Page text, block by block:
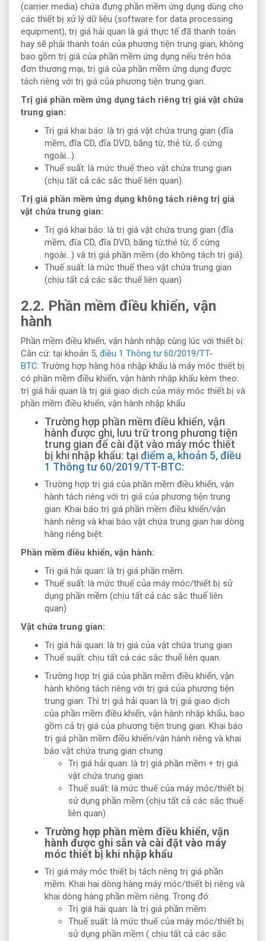
(carrier media) chứa đựng phần mềm ứng dụng dùng cho
các thiết bị xử lý dữ liệu (software for data processing
equipment), trị giá hải quan là giá thực tế đã thanh toán
hay sẽ phải thanh toán của phương tiện trung gian, không
bao gồm trị giá của phần mềm ứng dụng nếu trên hóa
đơn thương mại, trị giá của phần mềm ứng dụng được
tách riêng với trị giá của phương tiện trung gian.
Trị giá phần mềm ứng dụng tách riêng trị giá vật chứa
trung gian:
Trị giá khai báo: là trị giá vật chứa trung gian (đĩa
mềm, đĩa CD, đĩa DVD, băng từ, thẻ từ, ổ cứng
ngoài…).
Thuế suất: là mức thuế theo vật chứa trung gian
(chịu tất cả các sắc thuế liên quan).
Trị giá phần mềm ứng dụng không tách riêng trị giá
vật chứa trung gian:
Trị giá khai báo: là trị giá vật chứa trung gian (đĩa
mềm, đĩa CD, đĩa DVD, băng từ,thẻ từ, ổ cứng
ngoài…) và trị giá phần mềm (do không tách trị giá).
Thuế suất: là mức thuế theo vật chứa trung gian
(chịu tất cả các sắc thuế liên quan)
2.2. Phần mềm điều khiển, vận
hành
Phần mềm điều khiển, vận hành nhập cùng lúc với thiết bị:
Căn cứ: tại khoản 5, điều 1 Thông tư 60/2019/TT-
BTC: Trường hợp hàng hóa nhập khẩu là máy móc thiết bị
có phần mềm điều khiển, vận hành nhập khẩu kèm theo:
trị giá hải quan là trị giá giao dịch của máy móc thiết bị và
phần mềm điều khiển, vận hành nhập khẩu
Trường hợp phần mềm điều khiển, vận
hành được ghi, lưu trữ trong phương tiện
trung gian để cài đặt vào máy móc thiết
bị khi nhập khẩu: tại điểm a, khoản 5, điều
1 Thông tư 60/2019/TT-BTC:
Trường hợp trị giá của phần mềm điều khiển, vận
hành tách riêng với trị giá của phương tiện trung
gian. Khai báo trị giá phần mềm điều khiển/vận
hành riêng và khai báo vật chứa trung gian hai dòng
hàng riêng biệt.
Phần mềm điều khiển, vận hành:
Trị giá hải quan: là trị giá phần mềm.
Thuế suất: là mức thuế của máy móc/thiết bị sử
dụng phần mềm (chịu tất cả các sắc thuế liên
quan)
Vật chứa trung gian:
Trị giá hải quan: là trị giá của vật chứa trung gian
Thuế suất: chịu tất cả các sắc thuế liên quan.
Trường hợp trị giá của phần mềm điều khiển, vận
hành không tách riêng với trị giá của phương tiện
trung gian: Thì trị giá hải quan là trị giá giao dịch
của phần mềm điều khiển, vận hành nhập khẩu, bao
gồm cả trị giá của phương tiện trung gian. Khai báo
trị giá phần mềm điều khiển/vận hành riêng và khai
báo vật chứa trung gian chung.
Trị giá hải quan: là trị giá phần mềm + trị giá
vật chứa trung gian.
Thuế suất: là mức thuế của máy móc/thiết bị
sử dụng phần mềm (chịu tất cả các sắc thuế
liên quan)
Trường hợp phần mềm điều khiển, vận
hành được ghi sẵn và cài đặt vào máy
móc thiết bị khi nhập khẩu
Trị giá máy móc thiết bị tách riêng trị giá phần
mềm: Khai hai dòng hàng máy móc/thiết bị riêng và
khai dòng hàng phần mềm riêng. Trong đó:
Trị giá hải quan: là trị giá phần mềm
Thuế suất: là mức thuế của máy móc/thiết bị
sử dụng phần mềm ( chịu tất cả các sắc